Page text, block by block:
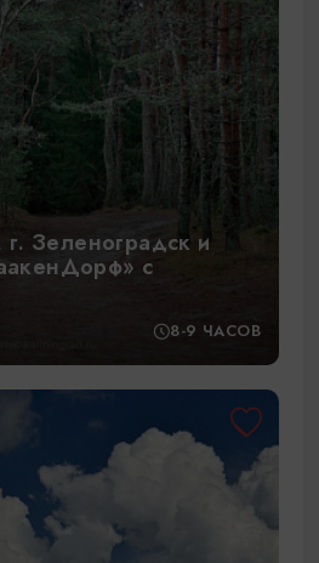
Зеленоградск и
с
8-9 ЧАСОВ